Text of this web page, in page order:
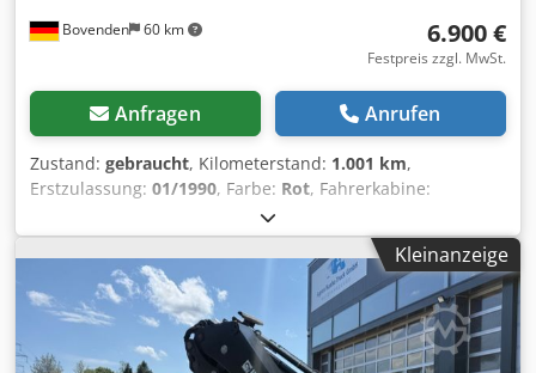
Bovenden 60 km 6.900 €
Festpreis zzgl. MwSt.
Anfragen Anrufen
Zustand: gebraucht, Kilometerstand: 1.001 km,
Erstzulassung: 01/1990, Farbe: Rot, Fahrerkabine:
Sonstige
Fahrzeugstandort: Bovenden, Crjdpfozczh Tox Al Ssf
Aufbau: Dautel Wechselsystem mit 17t Abrollanlage HIAB
Multilift LV 317 Z mit hydraulischer Verrigelung und
Schub- Knickarm für Container bis 5,5m, passend dazu 3-
Seiten-Kippaufbau mit 4 Stützen gegen Aufpreis von
12.900 EUR ZUBEHÖRANGABEN OHNE GEWÄHR,
Kleinanzeige